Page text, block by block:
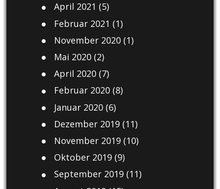
April 2021 (5)
Februar 2021 (1)
November 2020(1)
Mai 2020(2)
April 2020(7)
Februar 2020(8)
Januar 2020(6)
Dezember 2019(11)
November 2019(10)
Oktober 2019(9)
September 2019(11)